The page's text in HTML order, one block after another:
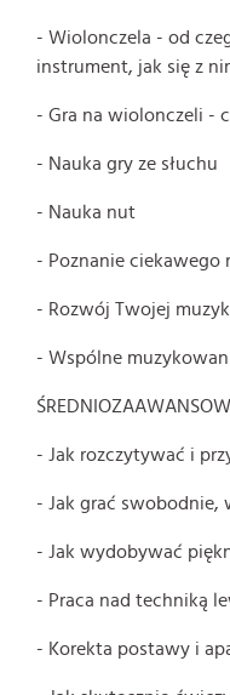
- Wiolonczela - od
instrument, jak się z
- Gra na wiolonczeli -
- Nauka gry ze słuchu
- Nauka nut
- Poznanie ciekawego
- Rozwój Twojej
- Wspólne
- Jak rozczytywać i
- Jak grać swobodnie,
- Jak wydobywać
- Praca nad techniką
- Korekta postawy i